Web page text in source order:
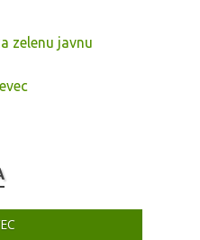
zelenu javnu